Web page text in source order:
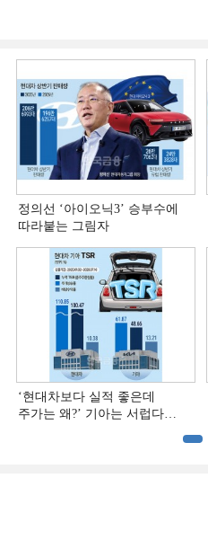
정의선 ‘아이오닉3ʼ 승부수에
따라붙는 그림자
‘현대차보다 실적 좋은데
주가는 왜?ʼ 기아는 서럽다